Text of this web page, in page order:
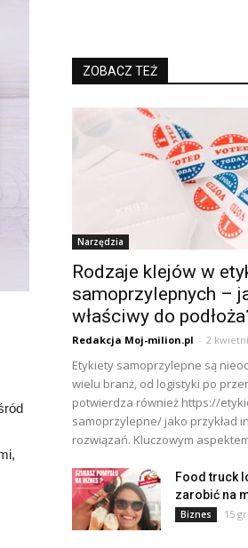
ZOBACZ TEŻ
Narzędzia
Rodzaje klejów w
samoprzylepnych –
właściwy do
Redakcja Moj-milion.pl - 2
Etykiety samoprzylepne są
wielu branż, od logistyki po
potwierdza również https://
samoprzylepne/ jako przykład
rozwiązań. Kluczowym
Food truck
zarobić na
Biznes 15